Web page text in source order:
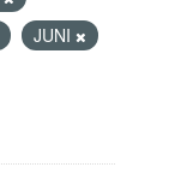
JUNI